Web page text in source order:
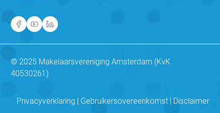
© 2025 Makelaarsvereniging Amsterdam (KvK
40530261)
Privacyverklaring Gebruikersovereenkomst Disclaimer